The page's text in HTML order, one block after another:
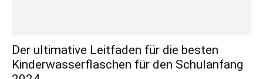
Der ultimative Leitfaden für die besten
Kinderwasserflaschen für den Schulanfang